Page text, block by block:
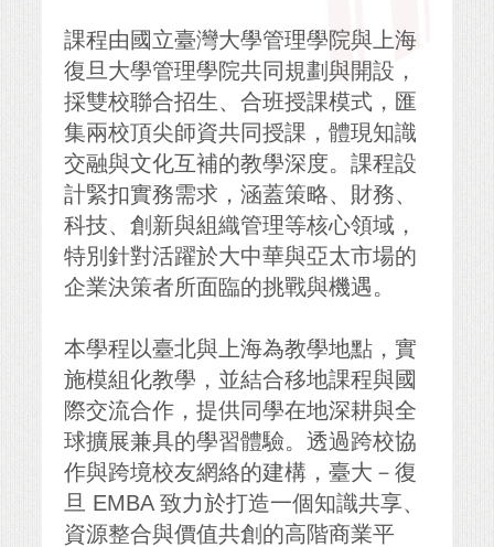
課程由國立臺灣大學管理學院與上海
復旦大學管理學院共同規劃與開設，
採雙校聯合招生、合班授課模式，匯
集兩校頂尖師資共同授課，體現知識
交融與文化互補的教學深度。課程設
計緊扣實務需求，涵蓋策略、財務、
科技、創新與組織管理等核心領域，
特別針對活躍於大中華與亞太市場的
企業決策者所面臨的挑戰與機遇。
本學程以臺北與上海為教學地點，實
施模組化教學，並結合移地課程與國
際交流合作，提供同學在地深耕與全
球擴展兼具的學習體驗。透過跨校協
作與跨境校友網絡的建構，臺大－復
旦 EMBA 致力於打造一個知識共享、
資源整合與價值共創的高階商業平